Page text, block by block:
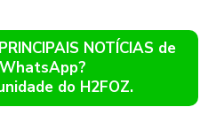
NOTÍCIAS de
do H2FOZ.